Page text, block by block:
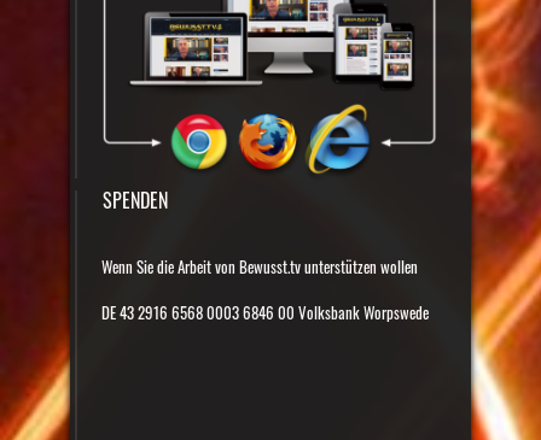
SPENDEN
Wenn Sie die Arbeit von Bewusst.tv unterstützen wollen
DE 43 2916 6568 0003 6846 00 Volksbank Worpswede